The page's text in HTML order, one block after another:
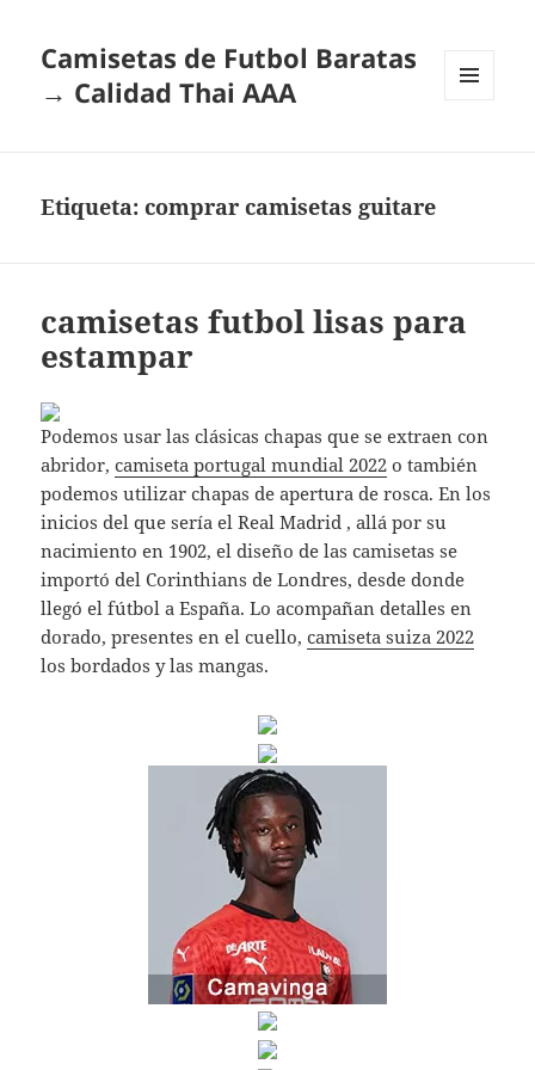
Camisetas de Futbol Baratas
→ Calidad Thai AAA
Etiqueta:comprar camisetas guitare
camisetas futbol lisas para
estampar
Podemos usar las clásicas chapas que se extraen con
abridor,camiseta portugal mundial 2022 o también
podemos utilizar chapas de apertura de rosca. En los
inicios del que sería el Real Madrid , allá por su
nacimiento en 1902, el diseño de las camisetas se
importó del Corinthians de Londres, desde donde
llegó el fútbol a España. Lo acompañan detalles en
dorado, presentes en el cuello,camiseta suiza 2022
los bordados y las mangas.